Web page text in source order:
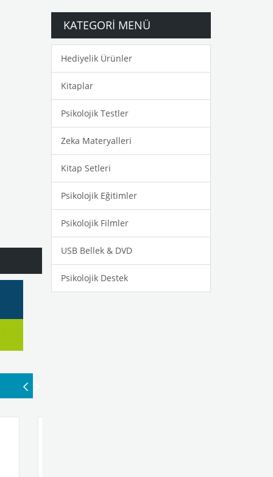
KATEGORI MENÜ
Hediyelik Ürünler
Kitaplar
Psikolojik Testler
Zeka Materyalleri
Kitap Setleri
Psikolojik Eğitimler
Psikolojik Filmler
USB Bellek & DVD
Psikolojik Destek